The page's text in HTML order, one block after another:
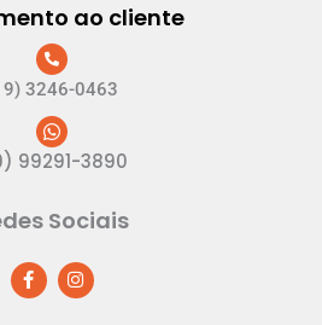
ao cliente
3246-0463
99291-3890
Sociais
F
a
c
I
n
s